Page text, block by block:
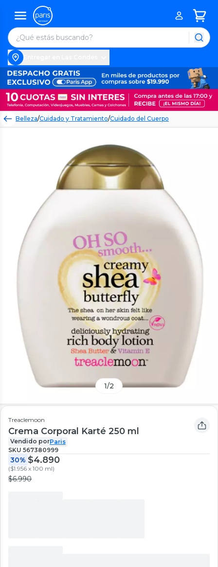
Belleza/Cuidado y Tratamiento/Cuidado del Cuerpo
1/2
Treaclemoon
Crema Corporal Karté 250 ml
Vendido porParis
SKU 567380999
30% $4.890
($1.956 x 100 ml)
$6.990